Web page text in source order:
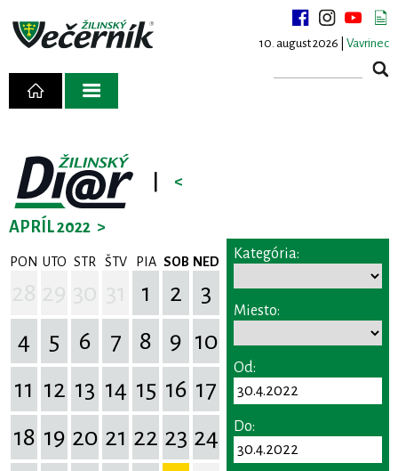
10. august 2026 | Vavrinec
<
APRÍL 2022 >
PON UTO STR ŠTV PIA SOB NED
1 2
3
4
5 6 7 8 9 10
11 12 13 14 15 16 17
18 19 20 21 22 23 24
Kategória:
Miesto:
Od:
Do: